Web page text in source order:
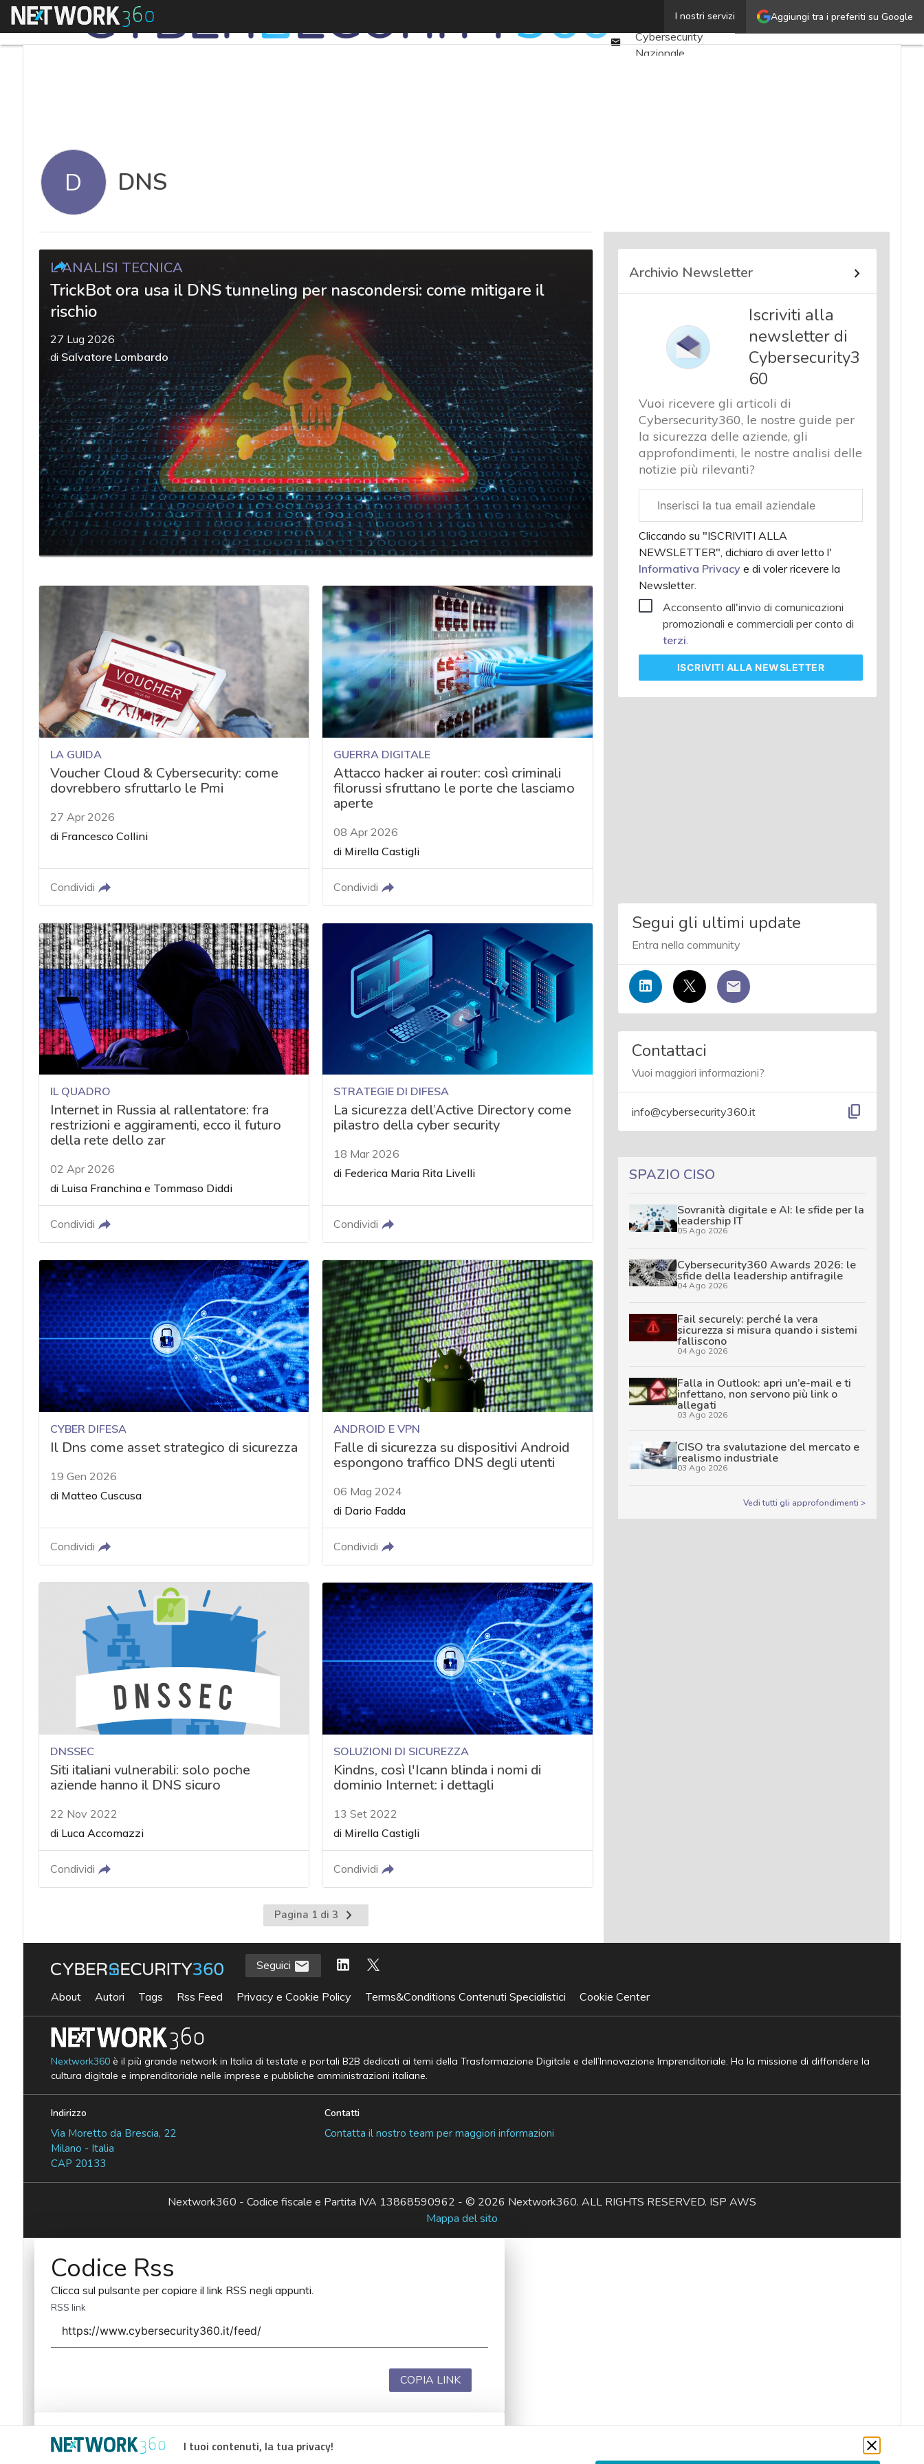
Aggiungi tra i preferiti su Google
I nostri servizi
Menu
Email
Ultimi articoli
Cybersecurity
Nazionale
Corsi cybersecurity
Chi siamo
D DNS
L'ANALISI TECNICA
TrickBot ora usa il DNS tunneling per nascondersi: come mitigare il
rischio
27 Lug 2026
diSalvatore Lombardo
LA GUIDA
Voucher Cloud & Cybersecurity: come
dovrebbero sfruttarlo le Pmi
27 Apr 2026
di Francesco Collini
Condividi
GUERRA DIGITALE
Attacco hacker ai router: così criminali
filorussi sfruttano le porte che lasciamo
aperte
08 Apr 2026
di Mirella Castigli
Condividi
IL QUADRO
Internet in Russia al rallentatore: fra
restrizioni e aggiramenti, ecco il futuro
della rete dello zar
02 Apr 2026
di Luisa Franchinae Tommaso Diddi
Condividi
STRATEGIE DI DIFESA
La sicurezza dell’Active Directory come
pilastro della cyber security
18 Mar 2026
di Federica Maria Rita Livelli
Condividi
CYBER DIFESA
Il Dns come asset strategico di sicurezza
19 Gen 2026
di Matteo Cuscusa
Condividi
ANDROID E VPN
Falle di sicurezza su dispositivi Android
espongono traffico DNS degli utenti
06 Mag 2024
di Dario Fadda
Condividi
DNSSEC
Siti italiani vulnerabili: solo poche
aziende hanno il DNS sicuro
22 Nov 2022
di Luca Accomazzi
Condividi
SOLUZIONI DI SICUREZZA
Kindns, così l'Icann blinda i nomi di
dominio Internet: i dettagli
13 Set 2022
di Mirella Castigli
Condividi
Pagina 1 di 3
Pagina
successiva
Archivio Newsletter
Iscriviti alla
newsletter di
Cybersecurity3
60
Vuoi ricevere gli articoli di
Cybersecurity360, le nostre guide per
la sicurezza delle aziende, gli
approfondimenti, le nostre analisi delle
notizie più rilevanti?
aziendale
Cliccando su "ISCRIVITI ALLA
NEWSLETTER", dichiaro di aver letto l'
Informativa Privacy e di voler ricevere la
Newsletter.
Acconsento all'invio di comunicazioni
promozionali e commerciali per conto di
terzi.
ISCRIVITI ALLA NEWSLETTER
Segui gli ultimi update
Entra nella community
Contattaci
Vuoi maggiori informazioni?
info@cybersecurity360.it content_copy
SPAZIO CISO
Sovranità digitale e AI: le sfide per la
leadership IT
05 Ago 2026
Cybersecurity360 Awards 2026: le
sfide della leadership antifragile
04 Ago 2026
Fail securely: perché la vera
sicurezza si misura quando i sistemi
falliscono
04 Ago 2026
Falla in Outlook: apri un’e-mail e ti
infettano, non servono più link o
allegati
03 Ago 2026
CISO tra svalutazione del mercato e
realismo industriale
03 Ago 2026
Vedi tutti gli approfondimenti >
I tuoi contenuti, la tua privacy!
Seguici
About Autori Tags Rss Feed Privacy e Cookie Policy Terms&Conditions Contenuti Specialistici Cookie Center
Nextwork360è il più grande network in Italia di testate e portali B2B dedicati ai temi della Trasformazione Digitale e dell’Innovazione Imprenditoriale. Ha la missione di diffondere la
cultura digitale e imprenditoriale nelle imprese e pubbliche amministrazioni italiane.
Indirizzo
Via Moretto da Brescia, 22
Milano - Italia
CAP 20133
Contatti
Contatta il nostro team per maggiori informazioni
Nextwork360 - Codice fiscale e Partita IVA 13868590962 - © 2026 Nextwork360. ALL RIGHTS RESERVED. ISP AWS
Mappa del sito
Codice Rss
Clicca sul pulsante per copiare il link RSS negli appunti.
RSS link
COPIA LINK
Codice Rss